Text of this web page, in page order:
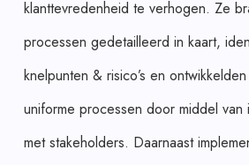
klanttevredenheid te verhogen. Ze
processen gedetailleerd in kaart,
knelpunten & risico’s en
uniforme processen door middel van
met stakeholders. Daarnaast